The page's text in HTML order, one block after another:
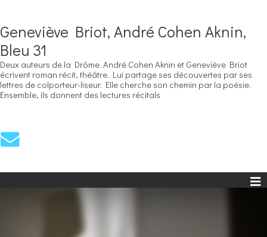
Geneviève Briot, André Cohen Aknin,
Bleu 31
Deux auteurs de la Drôme. André Cohen Aknin et Geneviève Briot
écrivent roman récit, théâtre. Lui partage ses découvertes par ses
lettres de colporteur-liseur. Elle cherche son chemin par la poésie.
Ensemble, ils donnent des lectures récitals